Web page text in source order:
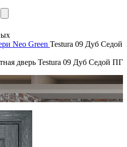
Neo Green Testura 09 Дуб Седой
дверь Testura 09 Дуб Седой ПГ